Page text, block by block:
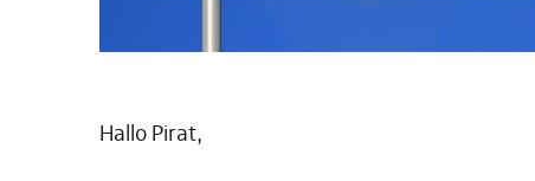
Hallo Pirat,